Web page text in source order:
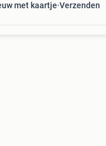
met kaartje Verzenden